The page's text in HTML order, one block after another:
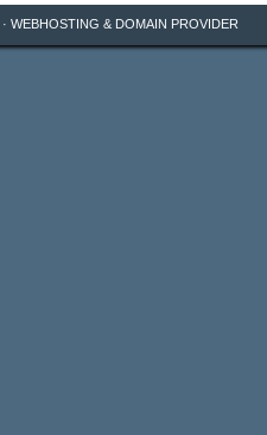
· WEBHOSTING & DOMAIN PROVIDER